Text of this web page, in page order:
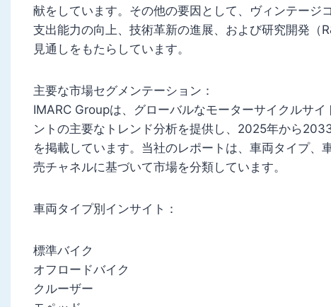
献をしています。その他の要因として、ヴィンテージ
支出能力の向上、技術革新の進展、および研究開発（
見通しをもたらしています。
主要な市場セグメンテーション：
IMARC Groupは、グローバルなモーターサイクルサ
ントの主要なトレンド分析を提供し、2025年から
を掲載しています。当社のレポートは、車両タイプ、
売チャネルに基づいて市場を分類しています。
車両タイプ別インサイト：
標準バイク
オフロードバイク
クルーザー